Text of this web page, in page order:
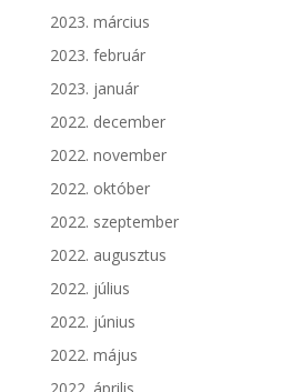
2023. március
2023. február
2023. január
2022. december
2022. november
2022. október
2022. szeptember
2022. augusztus
2022. július
2022. június
2022. május